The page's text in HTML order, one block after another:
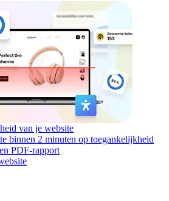
van je website
binnen 2 minuten op toegankelijkheid
PDF-rapport